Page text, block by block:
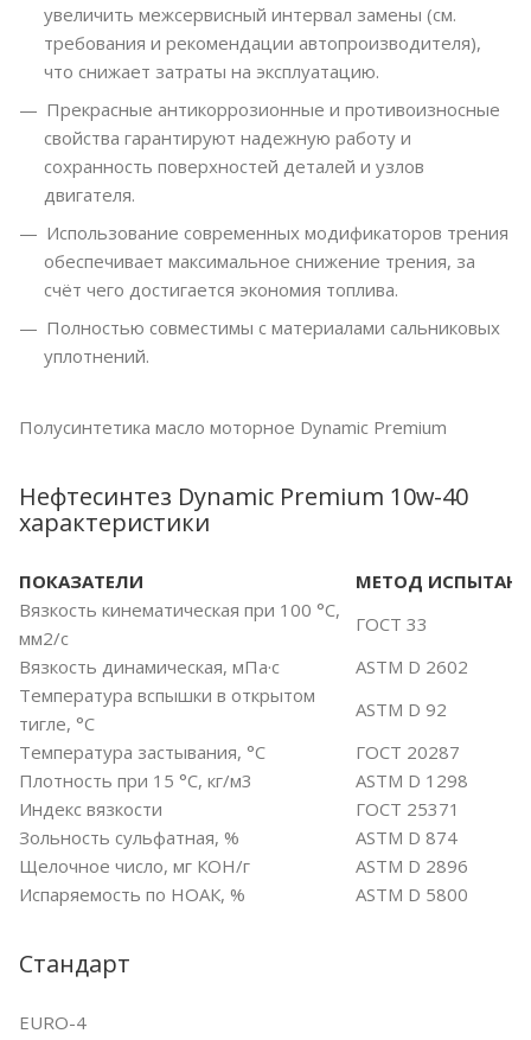
увеличить межсервисный интервал замены (см.
требования и рекомендации автопроизводителя),
что снижает затраты на эксплуатацию.
Прекрасные антикоррозионные и противоизносные
свойства гарантируют надежную работу и
сохранность поверхностей деталей и узлов
двигателя.
Использование современных модификаторов трения
обеспечивает максимальное снижение трения, за
счёт чего достигается экономия топлива.
Полностью совместимы с материалами сальниковых
уплотнений.
Полусинтетика масло моторное Dynamic Premium
Нефтесинтез Dynamic Premium 10w-40
характеристики
ПОКАЗАТЕЛИ
МЕТОД
Вязкость кинематическая при 100 °С,
мм2/с
ГОСТ 33
Вязкость динамическая, мПа·с
ASTM D 2602
Температура вспышки в открытом
тигле, °С
ASTM D 92
Температура застывания, °С
ГОСТ 20287
Плотность при 15 °С, кг/м3
ASTM D 1298
Индекс вязкости
ГОСТ 25371
Зольность сульфатная, %
ASTM D 874
Щелочное число, мг КОН/г
ASTM D 2896
Испаряемость по НОАК, %
ASTM D 5800
Стандарт
EURO-4